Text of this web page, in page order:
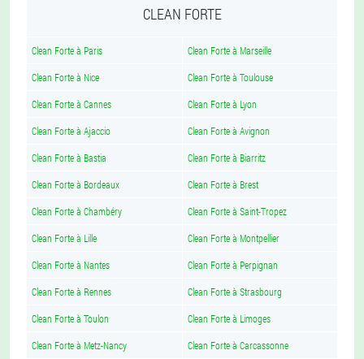
CLEAN FORTE
Clean Forte à Paris Clean Forte à Marseille
Clean Forte à Nice Clean Forte à Toulouse
Clean Forte à Cannes Clean Forte à Lyon
Clean Forte à Ajaccio Clean Forte à Avignon
Clean Forte à Bastia Clean Forte à Biarritz
Clean Forte à Bordeaux Clean Forte à Brest
Clean Forte à Chambéry Clean Forte à Saint-Tropez
Clean Forte à Lille Clean Forte à Montpellier
Clean Forte à Nantes Clean Forte à Perpignan
Clean Forte à Rennes Clean Forte à Strasbourg
Clean Forte à Toulon Clean Forte à Limoges
Clean Forte à Metz-Nancy Clean Forte à Carcassonne